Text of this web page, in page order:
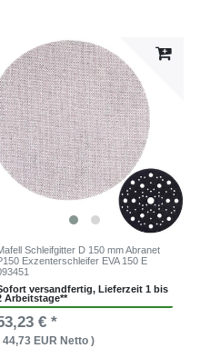
Schleifgitter D 150 mm Abranet
Exzenterschleifer EVA 150 E
versandfertig, Lieferzeit 1 bis
Arbeitstage**
€ *
44,73 EUR Netto )